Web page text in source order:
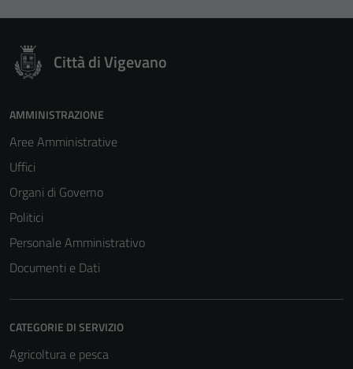
Città di Vigevano
AMMINISTRAZIONE
Aree Amministrative
Uffici
Organi di Governo
Politici
Personale Amministrativo
Documenti e Dati
CATEGORIE DI SERVIZIO
Agricoltura e pesca